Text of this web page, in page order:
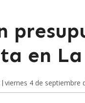
en
viernes 4 de septiembre